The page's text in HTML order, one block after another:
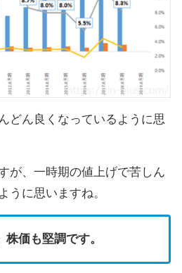
どん良くなっているように思
が、一時期の値上げで苦しん
うに思いますね。
価も堅調です。